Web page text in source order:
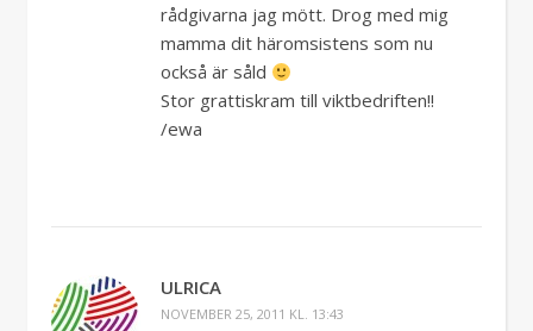
rådgivarna jag mött. Drog med mig
mamma dit häromsistens som nu
också är såld
Stor grattiskram till viktbedriften!!
/ewa
ULRICA
NOVEMBER 25, 2011 KL. 13:43